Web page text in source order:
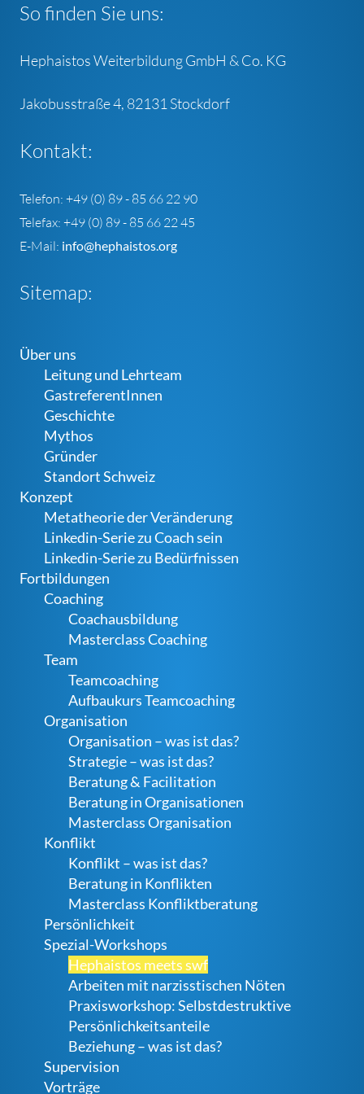
So finden Sie uns:
Hephaistos Weiterbildung GmbH & Co. KG
Jakobusstraße 4, 82131 Stockdorf
Kontakt:
Telefon: +49 (0) 89 - 85 66 22 90
Telefax: +49 (0) 89 - 85 66 22 45
E-Mail: info@hephaistos.org
Sitemap:
Über uns
Leitung und Lehrteam
GastreferentInnen
Geschichte
Mythos
Gründer
Standort Schweiz
Konzept
Metatheorie der Veränderung
Linkedin-Serie zu Coach sein
Linkedin-Serie zu Bedürfnissen
Fortbildungen
Coaching
Coachausbildung
Masterclass Coaching
Team
Teamcoaching
Aufbaukurs Teamcoaching
Organisation
Organisation – was ist das?
Strategie – was ist das?
Beratung & Facilitation
Beratung in Organisationen
Masterclass Organisation
Konflikt
Konflikt – was ist das?
Beratung in Konflikten
Masterclass Konfliktberatung
Persönlichkeit
Spezial-Workshops
Hephaistos meets swf
Arbeiten mit narzisstischen Nöten
Praxisworkshop: Selbstdestruktive
Persönlichkeitsanteile
Beziehung – was ist das?
Supervision
Vorträge